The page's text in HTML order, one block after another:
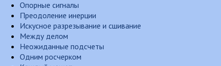
Опорные сигналы
Преодоление инерции
Искусное разрезывание и сшивание
Между делом
Неожиданные подсчеты
Одним росчерком